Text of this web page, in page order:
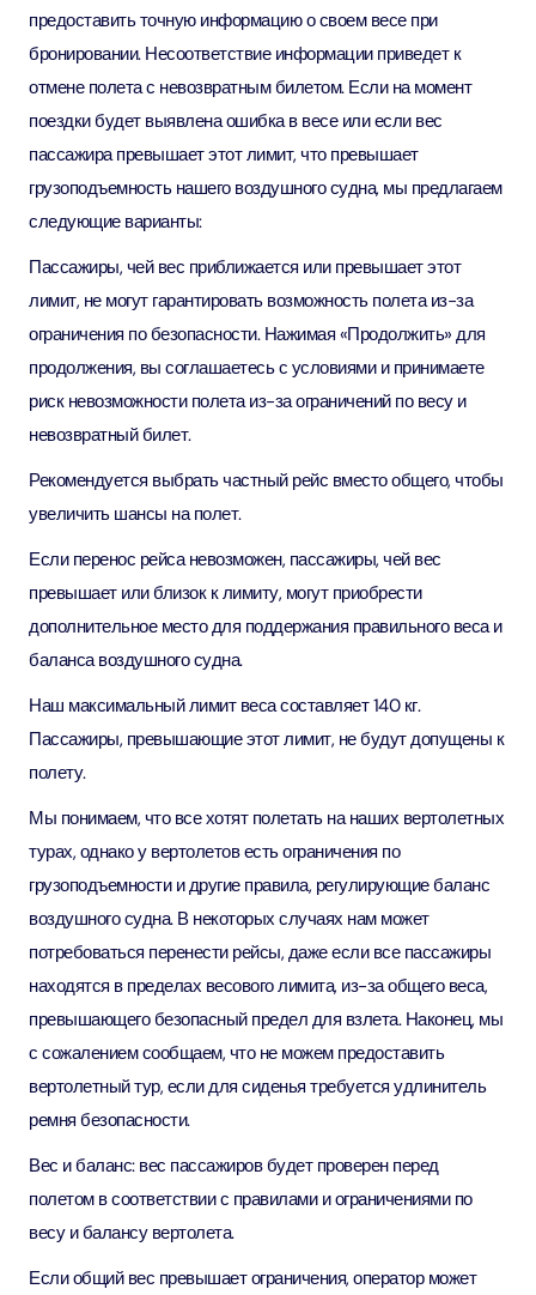
предоставить точную информацию о своем весе при
бронировании. Несоответствие информации приведет к
отмене полета с невозвратным билетом. Если на момент
поездки будет выявлена ошибка в весе или если вес
пассажира превышает этот лимит, что превышает
грузоподъемность нашего воздушного судна, мы предлагаем
следующие варианты:
Пассажиры, чей вес приближается или превышает этот
лимит, не могут гарантировать возможность полета из-за
ограничения по безопасности. Нажимая «Продолжить» для
продолжения, вы соглашаетесь с условиями и принимаете
риск невозможности полета из-за ограничений по весу и
невозвратный билет.
Рекомендуется выбрать частный рейс вместо общего, чтобы
увеличить шансы на полет.
Если перенос рейса невозможен, пассажиры, чей вес
превышает или близок к лимиту, могут приобрести
дополнительное место для поддержания правильного веса и
баланса воздушного судна.
Наш максимальный лимит веса составляет 140 кг.
Пассажиры, превышающие этот лимит, не будут допущены к
полету.
Мы понимаем, что все хотят полетать на наших вертолетных
турах, однако у вертолетов есть ограничения по
грузоподъемности и другие правила, регулирующие баланс
воздушного судна. В некоторых случаях нам может
потребоваться перенести рейсы, даже если все пассажиры
находятся в пределах весового лимита, из-за общего веса,
превышающего безопасный предел для взлета. Наконец, мы
с сожалением сообщаем, что не можем предоставить
вертолетный тур, если для сиденья требуется удлинитель
ремня безопасности.
Вес и баланс: вес пассажиров будет проверен перед
полетом в соответствии с правилами и ограничениями по
весу и балансу вертолета.
Если общий вес превышает ограничения, оператор может